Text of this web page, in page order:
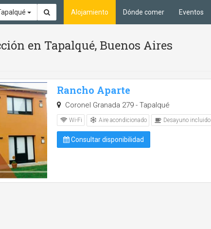
Alojamiento Dónde comer Eventos
en Tapalqué, Buenos Aires
Rancho Aparte
Coronel Granada 279 - Tapalqué
Wi-Fi Aire acondicionado Desayuno incluido
Consultar disponibilidad